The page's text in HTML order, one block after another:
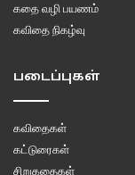
கதை வழி பயணம்
கவிதை நிகழ்வு
படைப்புகள்
கவிதைகள்
கட்டுரைகள்
சிறுகதைகள்